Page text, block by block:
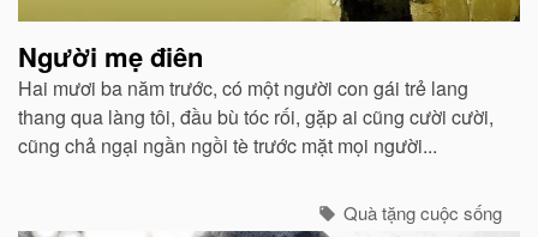
Người mẹ điên
Hai mươi ba năm trước, có một người con gái trẻ lang
thang qua làng tôi, đầu bù tóc rối, gặp ai cũng cười cười,
cũng chả ngại ngần ngồi tè trước mặt mọi người...
Quà tặng cuộc sống